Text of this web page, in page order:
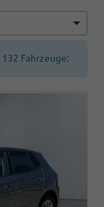
132 Fahrzeuge: